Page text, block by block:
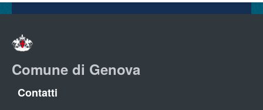
Comune di Genova
Contatti